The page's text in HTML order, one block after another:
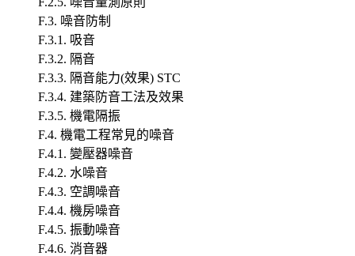
F.3. 噪音防制
F.3.1. 吸音
F.3.2. 隔音
F.3.3. 隔音能力(效果) STC
F.3.4. 建築防音工法及效果
F.3.5. 機電隔振
F.4. 機電工程常見的噪音
F.4.1. 變壓器噪音
F.4.2. 水噪音
F.4.3. 空調噪音
F.4.4. 機房噪音
F.4.5. 振動噪音
F.4.6. 消音器